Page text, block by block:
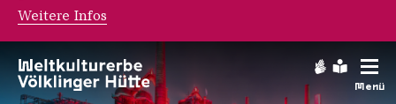
Menü
Weitere Infos